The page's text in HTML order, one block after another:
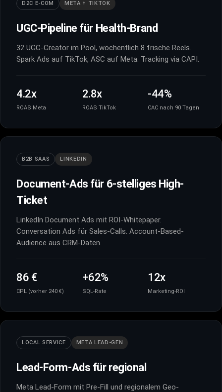
D2C E-COM META + TIKTOK
UGC-Pipeline für Health-Brand
32 UGC-Creator im Pool, wöchentlich 8 frische Reels.
Spark Ads auf TikTok, ASC auf Meta. Tracking via CAPI.
4.2x
ROAS Meta
2.8x
ROAS TikTok
-44%
CAC nach 90 Tagen
B2B SAAS LINKEDIN
Document-Ads für 6-stelliges High-
Ticket
LinkedIn Document Ads mit ROI-Whitepaper.
Conversation Ads für Sales-Calls. Account-Based-
Audience aus CRM-Daten.
86 €
CPL (vorher 240 €)
+62%
SQL-Rate
12x
Marketing-ROI
LOCAL SERVICE META LEAD-GEN
Lead-Form-Ads für regional
Meta Lead-Form mit Pre-Fill und regionalem Geo-